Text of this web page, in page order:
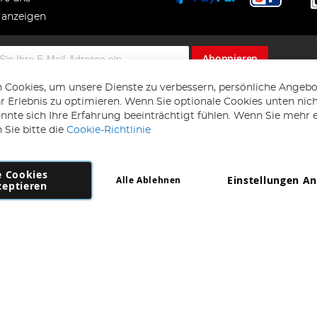
Abonnieren
Copyright 1997 - 2026 AD NL B.V. Alle Rechte vorbehalten.
B.V Dirk Hartogweg 14 DC1 Unit 5 5928LV Venlo, Firmennummer:
Cookies, um unsere Dienste zu verbessern, persönliche
Erlebnis zu optimieren. Wenn Sie optionale Cookies unten
sich Ihre Erfahrung beeinträchtigt fühlen. Wenn Sie mehr
Sie bitte die Cookie-Richtlinie
Cookies
Einstellungen
Alle Ablehnen